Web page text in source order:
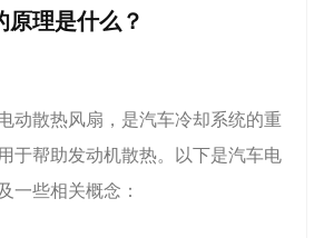
理是什么？
动散热风扇，是汽车冷却系统的重
于帮助发动机散热。以下是汽车电
一些相关概念：